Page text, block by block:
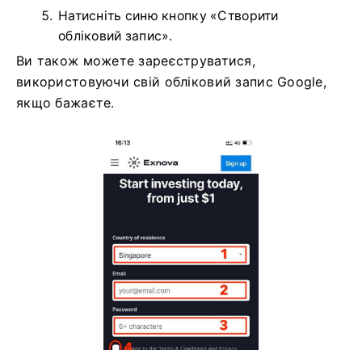
Натисніть синю кнопку «Створити
обліковий запис».
Ви також можете зареєструватися,
використовуючи свій обліковий запис Google,
якщо бажаєте.